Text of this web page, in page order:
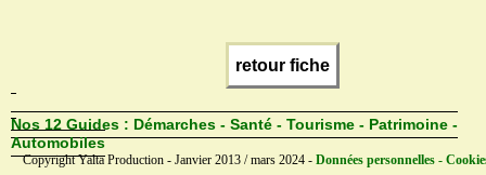
retour fiche
Nos 12 Guides : Démarches - Santé - Tourisme - Patrimoine -
Automobiles
Copyright Yalta Production - Janvier 2013 / mars 2024 - Données personnelles -